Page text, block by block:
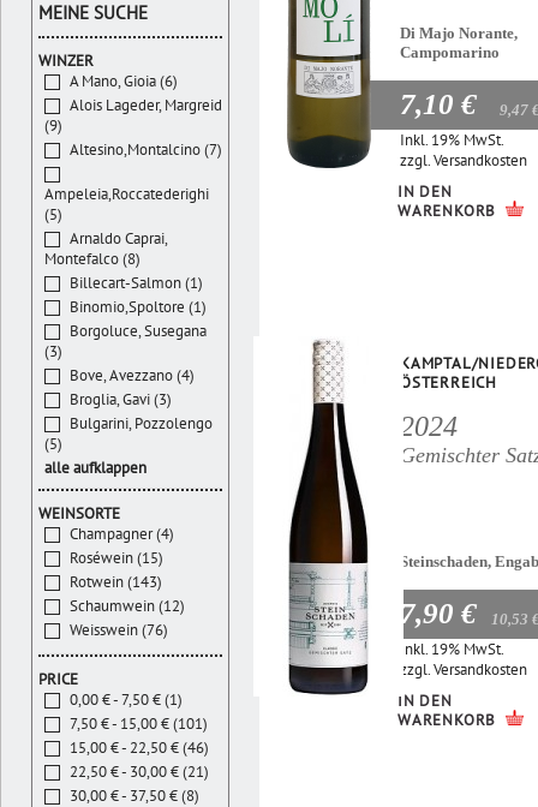
Di Majo Norante,
Campomarino
7,10 € 9,47
Inkl. 19% MwSt.
zzgl.Versandkosten
IN DEN
WARENKORB
KAMPTAL/
ÖSTERREICH
2024
Gemischter
Steinschaden,
7,90 € 10,53
Inkl. 19% MwSt.
zzgl.Versandkosten
IN DEN
WARENKORB
MEINE SUCHE
WINZER
A Mano, Gioia (6)
Alois Lageder, Margreid
(9)
Altesino,Montalcino (7)
Ampeleia,Roccatederighi
(5)
Arnaldo Caprai,
Montefalco (8)
Billecart-Salmon (1)
Binomio,Spoltore (1)
Borgoluce, Susegana
(3)
Bove, Avezzano (4)
Broglia, Gavi (3)
Bulgarini, Pozzolengo
(5)
alle aufklappen
WEINSORTE
Champagner (4)
Roséwein (15)
Rotwein (143)
Schaumwein (12)
Weisswein (76)
PRICE
0,00 € - 7,50 € (1)
7,50 € - 15,00 € (101)
15,00 € - 22,50 € (46)
22,50 € - 30,00 € (21)
30,00 € - 37,50 € (8)